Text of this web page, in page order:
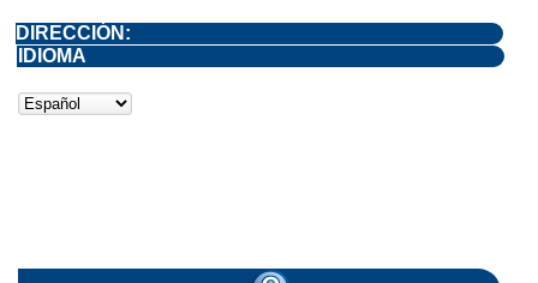
DIRECCIÓN:
IDIOMA